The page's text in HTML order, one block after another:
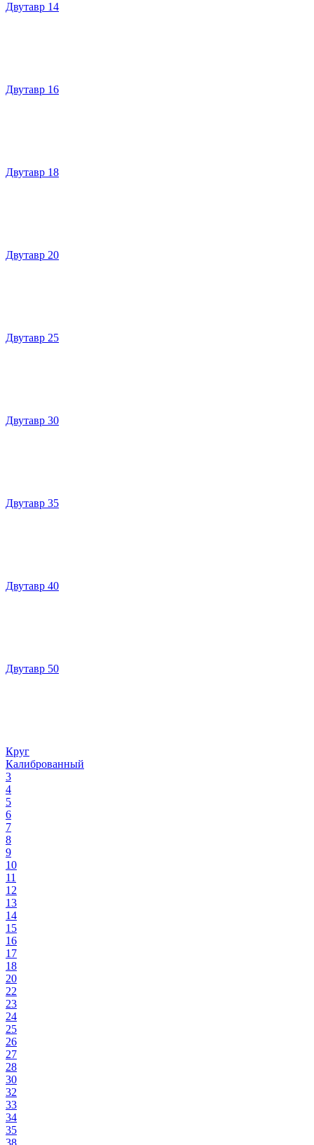
Двутавр 14
Двутавр 16
Двутавр 18
Двутавр 20
Двутавр 25
Двутавр 30
Двутавр 35
Двутавр 40
Двутавр 50
Круг
Калиброванный
3
4
5
6
7
8
9
10
11
12
13
14
15
16
17
18
20
22
23
24
25
26
27
28
30
32
33
34
35
38